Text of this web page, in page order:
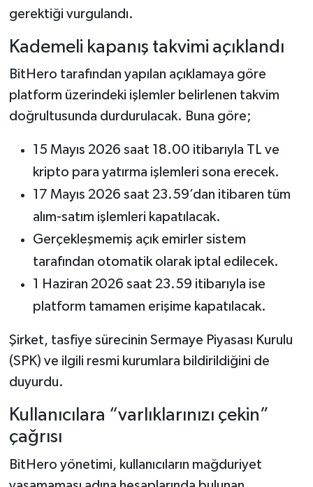
gerektiği vurgulandı.
Kademeli kapanış takvimi açıklandı
BitHero tarafından yapılan açıklamaya göre
platform üzerindeki işlemler belirlenen takvim
doğrultusunda durdurulacak. Buna göre;
15 Mayıs 2026 saat 18.00 itibarıyla TL ve
kripto para yatırma işlemleri sona erecek.
17 Mayıs 2026 saat 23.59’dan itibaren tüm
alım-satım işlemleri kapatılacak.
Gerçekleşmemiş açık emirler sistem
tarafından otomatik olarak iptal edilecek.
1 Haziran 2026 saat 23.59 itibarıyla ise
platform tamamen erişime kapatılacak.
Şirket, tasfiye sürecinin Sermaye Piyasası Kurulu
(SPK) ve ilgili resmi kurumlara bildirildiğini de
duyurdu.
Kullanıcılara “varlıklarınızı çekin”
çağrısı
BitHero yönetimi, kullanıcıların mağduriyet